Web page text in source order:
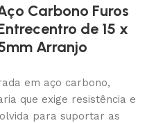
Carbono Furos
de 15 x
Arranjo
em aço carbono,
que exige resistência e
para suportar as